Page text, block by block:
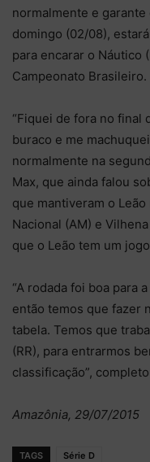
normalmente e
domingo (02/08),
para encarar o Náutico
Campeonato Brasileiro.
“Fiquei de fora no final
buraco e me
normalmente na
Max, que ainda falou
que mantiveram o
Nacional (AM) e
que o Leão tem um
“A rodada foi boa para
então temos que fazer
tabela. Temos que
(RR), para entrarmos
classificação”,
Amazônia, 29/07/2015
TAGS Série D